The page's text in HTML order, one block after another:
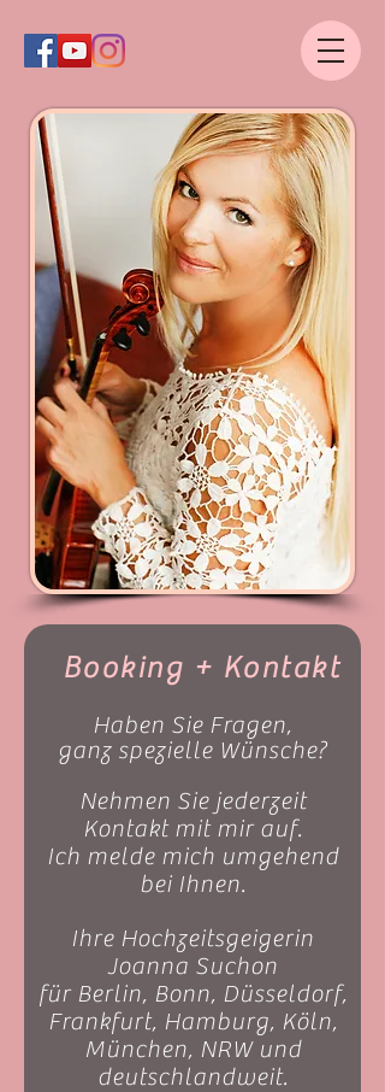
Booking + Kontakt
Haben Sie Fragen,
ganz spezielle Wünsche?
Nehmen Sie jederzeit
Kontakt mit mir auf.
Ich melde mich umgehend
bei Ihnen.
Ihre Hochzeitsgeigerin
Joanna Suchon
für Berlin, Bonn, Düsseldorf,
Frankfurt, Hamburg, Köln,
München, NRW und
deutschlandweit.